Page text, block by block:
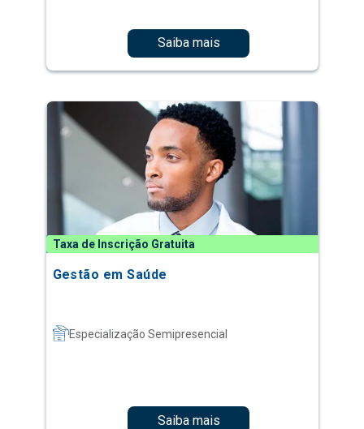
Saiba mais
Taxa de Inscrição Gratuita
Gestão em Saúde
Especialização Semipresencial
Saiba mais